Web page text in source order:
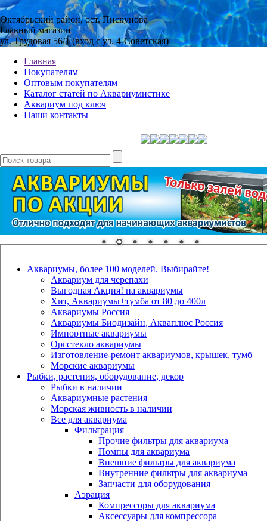
Октябрьский район, ост. Пискунова
Главный магазин
ул. Трудовая 56/1 (вход с ул. 4-Советская)
Главная
Покупателям
Оптовым покупателям
Каталог статей по Аквариумистике
Аквариум под ключ
Наши контакты
Аквариумы, более 100 моделей. Выбирайте!
Аквариум для черепахи
Выгодная Акция! на аквариумы
Хит, Аквариумы+тумба от 80 до 400л
Аквариумы Россия
Аквариумы Биодизайн, Акваплюс Россия
Импортные аквариумы
Оргстекло аквариумы
Изготовление-ремонт аквариумов, крышек, тумб
Морские аквариумы
Рыбки, растения, оборудование, декор
Рыбки в наличии
Аквариумные растения
Морская живность в наличии
Все для аквариума
Фильтрация
Прочие фильтры для аквариума
Помпы для аквариума
Внешние фильтры для аквариума
Внутренние фильтры для аквариума
Запчасти для оборудования
Аэрация
Компрессоры для аквариума
Аксессуары для компрессора